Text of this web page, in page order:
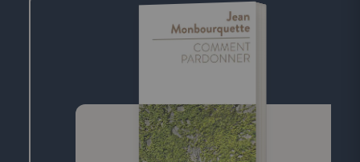
sa vie propre à celles et ceux que le destin nous fait